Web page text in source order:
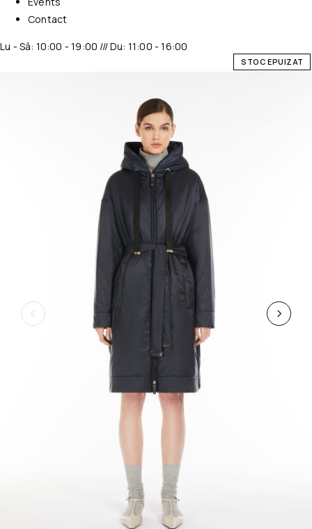
Contact
Lu - Sâ: 10:00 - 19:00 /// Du: 11:00 - 16:00
STOC EPUIZAT